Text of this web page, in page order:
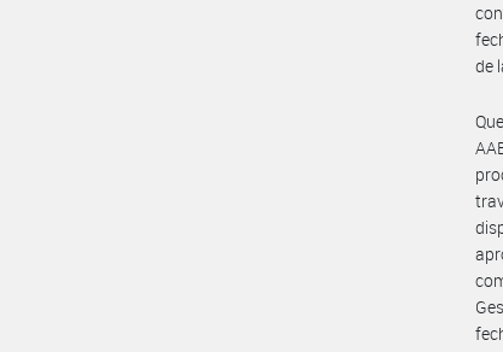
de